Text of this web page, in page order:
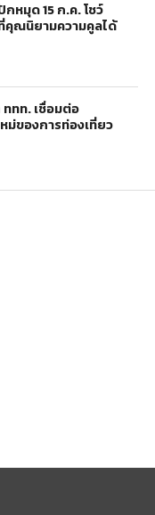
กหมุด 15 ก.ค. โชว์
คุณนิยามความคูลได้
ทท. เชื่อมต่อ
ของการท่องเที่ยว